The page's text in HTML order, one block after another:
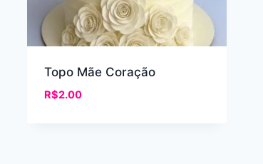
Topo Mãe Coração
R$2.00